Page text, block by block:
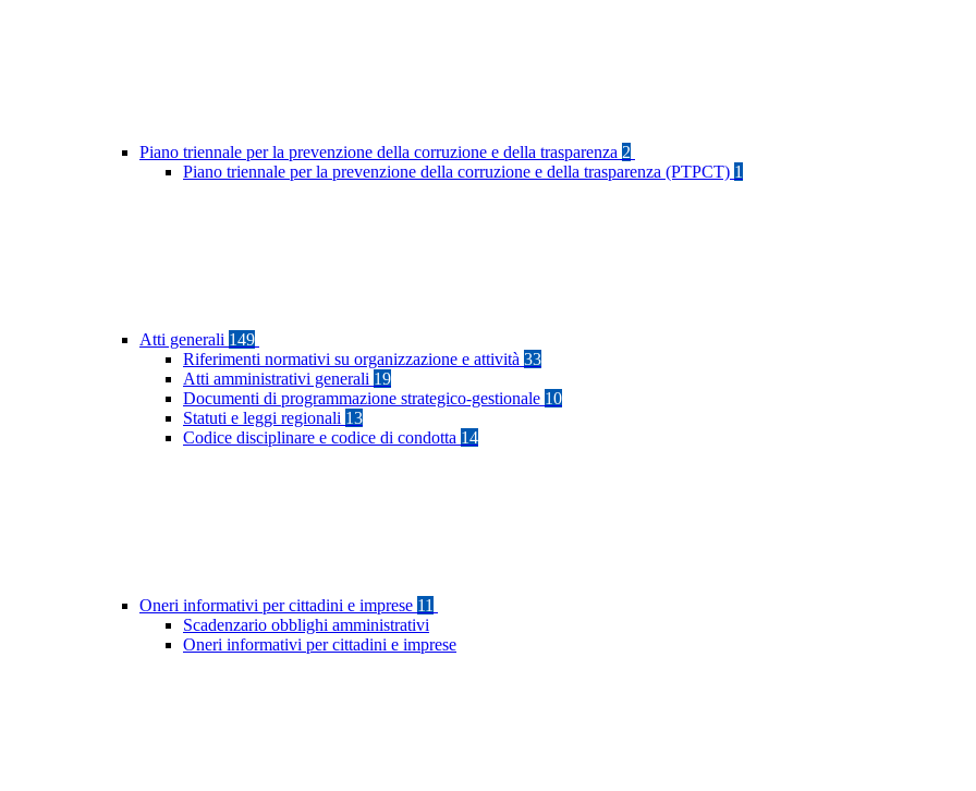
Piano triennale per la prevenzione della corruzione e della trasparenza 2
Piano triennale per la prevenzione della corruzione e della trasparenza (PTPCT) 1
Atti generali 149
Riferimenti normativi su organizzazione e attività 33
Atti amministrativi generali 19
Documenti di programmazione strategico-gestionale 10
Statuti e leggi regionali 13
Codice disciplinare e codice di condotta 14
Oneri informativi per cittadini e imprese 11
Scadenzario obblighi amministrativi
Oneri informativi per cittadini e imprese